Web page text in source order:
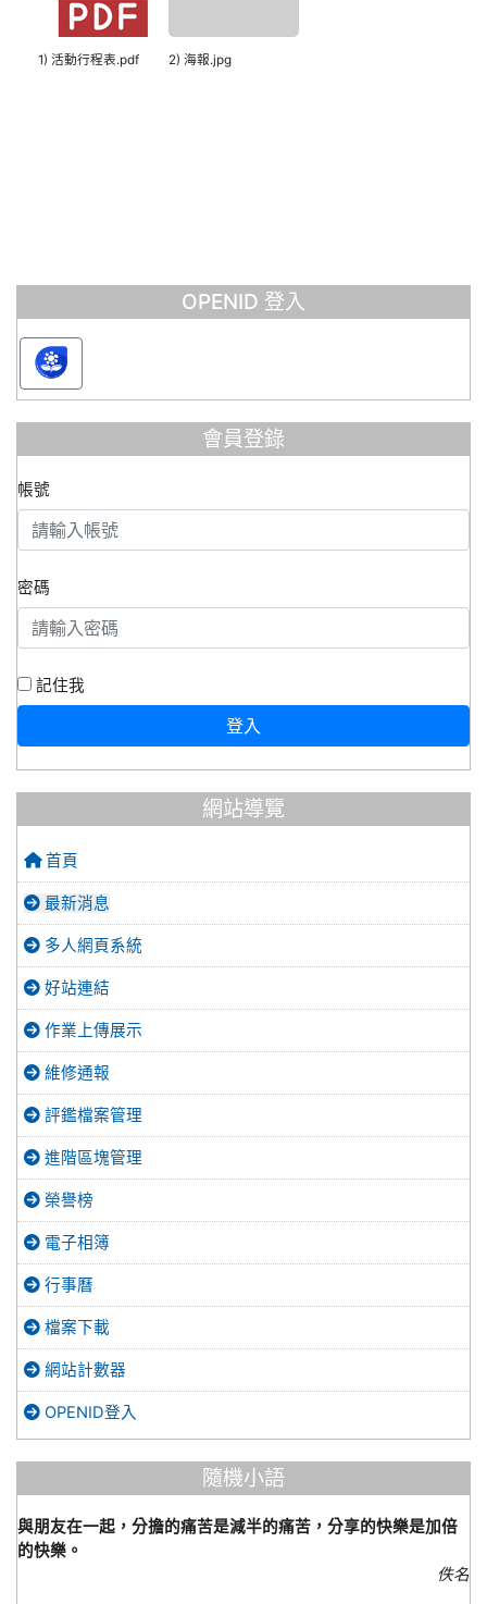
1) 活動行程表.pdf 2) 海報.jpg
OPENID 登入
會員登錄
帳號
密碼
記住我
登入
網站導覽
首頁
最新消息
多人網頁系統
好站連結
作業上傳展示
維修通報
評鑑檔案管理
進階區塊管理
榮譽榜
電子相簿
行事曆
檔案下載
網站計數器
OPENID登入
隨機小語
與朋友在一起，分擔的痛苦是減半的痛苦，分享的快樂是加倍
的快樂。
佚名